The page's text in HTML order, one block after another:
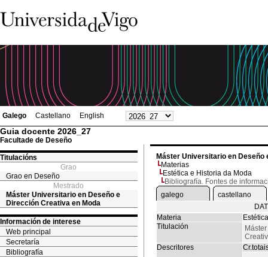
Galego Castellano English
Guia docente 2026_27
Facultade de Deseño
Titulacións
Grao
Grao en Deseño
Mestrado
Máster Universitario en Deseño e
Dirección Creativa en Moda
Información de interese
Web principal
Secretaría
Bibliografía
Máster Universitario en Deseño
Materias
Estética e Historia da Moda
Bibliografía. Fontes de
galego
castellano
Materia
Titulación
Descritores